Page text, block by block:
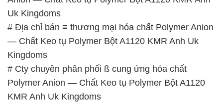
Uk Kingdoms
# Địa chỉ bán ≡ thương mại hóa chất Polymer Anion
— Chất Keo tụ Polymer Bột A1120 KMR Anh Uk
Kingdoms
# Cty chuyên phân phối ß cung ứng hóa chất
Polymer Anion — Chất Keo tụ Polymer Bột A1120
KMR Anh Uk Kingdoms